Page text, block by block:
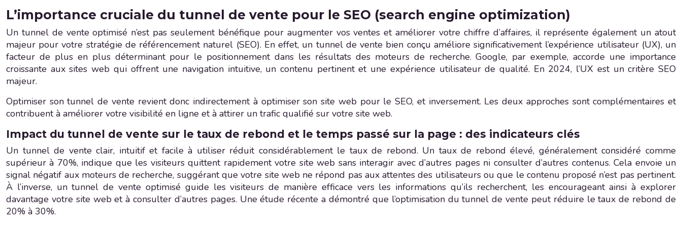
L’importance cruciale du tunnel de vente pour le SEO (search engine optimization)
Un tunnel de vente optimisé n’est pas seulement bénéfique pour augmenter vos ventes et améliorer votre chiffre d’affaires, il représente également un atout
majeur pour votre stratégie de référencement naturel (SEO). En effet, un tunnel de vente bien conçu améliore significativement l’expérience utilisateur (UX), un
facteur de plus en plus déterminant pour le positionnement dans les résultats des moteurs de recherche. Google, par exemple, accorde une importance
croissante aux sites web qui offrent une navigation intuitive, un contenu pertinent et une expérience utilisateur de qualité. En 2024, l’UX est un critère SEO
majeur.
Optimiser son tunnel de vente revient donc indirectement à optimiser son site web pour le SEO, et inversement. Les deux approches sont complémentaires et
contribuent à améliorer votre visibilité en ligne et à attirer un trafic qualifié sur votre site web.
Impact du tunnel de vente sur le taux de rebond et le temps passé sur la page : des indicateurs clés
Un tunnel de vente clair, intuitif et facile à utiliser réduit considérablement le taux de rebond. Un taux de rebond élevé, généralement considéré comme
supérieur à 70%, indique que les visiteurs quittent rapidement votre site web sans interagir avec d’autres pages ni consulter d’autres contenus. Cela envoie un
signal négatif aux moteurs de recherche, suggérant que votre site web ne répond pas aux attentes des utilisateurs ou que le contenu proposé n’est pas pertinent.
À l’inverse, un tunnel de vente optimisé guide les visiteurs de manière efficace vers les informations qu’ils recherchent, les encourageant ainsi à explorer
davantage votre site web et à consulter d’autres pages. Une étude récente a démontré que l’optimisation du tunnel de vente peut réduire le taux de rebond de
20% à 30%.